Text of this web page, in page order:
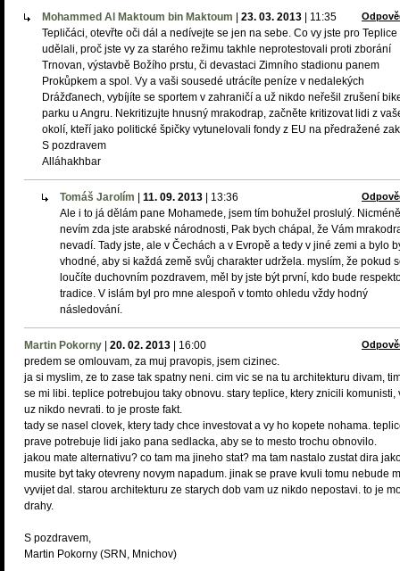
Mohammed Al Maktoum bin Maktoum 23. 03. 2013 11:35
Tepličáci, otevřte oči dál a nedívejte se jen na sebe. Co vy jste pro Teplice
udělali, proč jste vy za starého režimu takhle neprotestovali proti zborání
Trnovan, výstavbě Božího prstu, či devastaci Zimního stadionu panem
Prokůpkem a spol. Vy a vaši sousedé utrácíte peníze v nedalekých
Drážďanech, vybíjíte se sportem v zahraničí a už nikdo neřešil zrušení
parku u Angru. Nekritizujte hnusný mrakodrap, začněte kritizovat lidi z
okolí, kteří jako politické špičky vytunelovali fondy z EU na předražené
S pozdravem
Alláhakhbar
Tomáš Jarolím 11. 09. 2013 13:36
Ale i to já dělám pane Mohamede, jsem tím bohužel proslulý. Nicméně
nevím zda jste arabské národnosti, Pak bych chápal, že Vám
nevadí. Tady jste, ale v Čechách a v Evropě a tedy v jiné zemi a bylo
vhodné, aby si každá země svůj charakter udržela. myslím, že pokud
loučíte duchovním pozdravem, měl by jste být první, kdo bude
tradice. V islám byl pro mne alespoň v tomto ohledu vždy hodný
následování.
Martin Pokorny 20. 02. 2013 16:00
predem se omlouvam, za muj pravopis, jsem cizinec.
ja si myslim, ze to zase tak spatny neni. cim vic se na tu architekturu divam,
se mi libi. teplice potrebujou taky obnovu. stary teplice, ktery znicili komunisti,
uz nikdo nevrati. to je proste fakt.
tady se nasel clovek, ktery tady chce investovat a vy ho kopete nohama.
prave potrebuje lidi jako pana sedlacka, aby se to mesto trochu obnovilo.
jakou mate alternativu? co tam ma jineho stat? ma tam nastalo zustat dira
musite byt taky otevreny novym napadum. jinak se prave kvuli tomu nebude
vyvijet dal. starou architekturu ze starych dob vam uz nikdo nepostavi. to je
drahy.
S pozdravem,
Martin Pokorny (SRN, Mnichov)